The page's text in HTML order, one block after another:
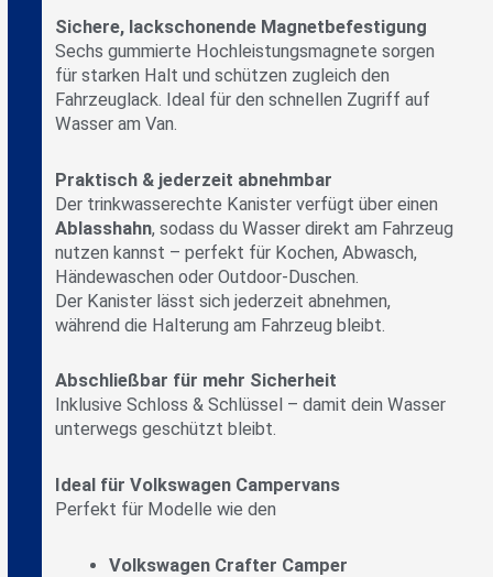
Sichere, lackschonende Magnetbefestigung
Sechs gummierte Hochleistungsmagnete sorgen
für starken Halt und schützen zugleich den
Fahrzeuglack. Ideal für den schnellen Zugriff auf
Wasser am Van.
Praktisch & jederzeit abnehmbar
Der trinkwasserechte Kanister verfügt über einen
Ablasshahn, sodass du Wasser direkt am Fahrzeug
nutzen kannst – perfekt für Kochen, Abwasch,
Händewaschen oder Outdoor‑Duschen.
Der Kanister lässt sich jederzeit abnehmen,
während die Halterung am Fahrzeug bleibt.
Abschließbar für mehr Sicherheit
Inklusive Schloss & Schlüssel – damit dein Wasser
unterwegs geschützt bleibt.
Ideal für Volkswagen Campervans
Perfekt für Modelle wie den
Volkswagen Crafter Camper